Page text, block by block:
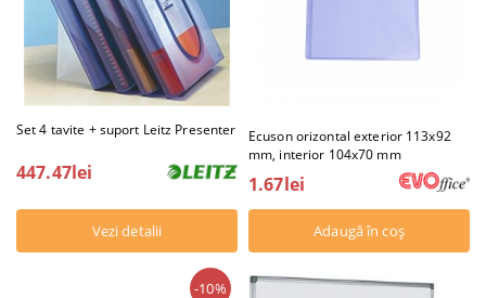
Set 4 tavite + suport Leitz Presenter
447.47lei
Vezi detalii
Ecuson orizontal exterior 113x92
mm, interior 104x70 mm
1.67lei
-10%